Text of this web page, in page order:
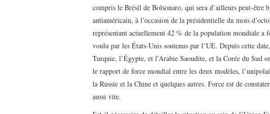
compris le Brésil de Bolsonaro, qui sera d’ailleurs peut-être
antiaméricain, à l’occasion de la présidentielle du mois
représentant actuellement 42 % de la population mondiale
voulu par les États-Unis soutenus par l’UE. Depuis cette
Turquie, l’Égypte, et l’Arabie Saoudite, et la Corée du Sud
le rapport de force mondial entre les deux modèles,
la Russie et la Chine et quelques autres. Force est de
aussi vite.